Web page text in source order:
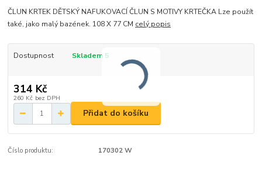
ČLUN KRTEK DĚTSKÝ NAFUKOVACÍ ČLUN S MOTIVY KRTEČKA Lze použít
také, jako malý bazének. 108 X 77 CM celý popis
Dostupnost Skladem 5
314 Kč
260 Kč bez DPH
Přidat do košíku
Číslo produktu: 170302 W